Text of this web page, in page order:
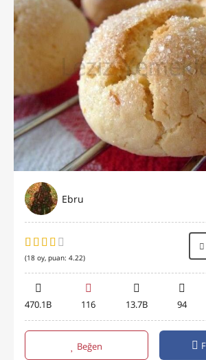
Ebru
(18 oy, puan: 4.22)
470.1B 116 13.7B 94
Beğen